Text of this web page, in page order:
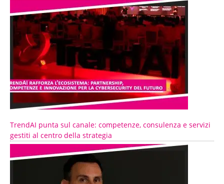
TrendAI punta sul canale: competenze, consulenza e servizi
gestiti al centro della strategia